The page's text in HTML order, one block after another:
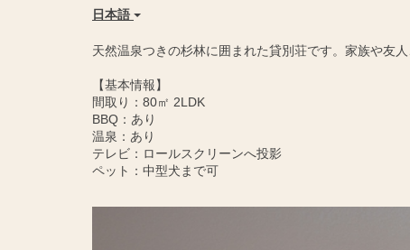
日本語
天然温泉つきの杉林に囲まれた貸別荘です。家族や友
【基本情報】
間取り：80㎡ 2LDK
BBQ：あり
温泉：あり
テレビ：ロールスクリーンへ投影
ペット：中型犬まで可